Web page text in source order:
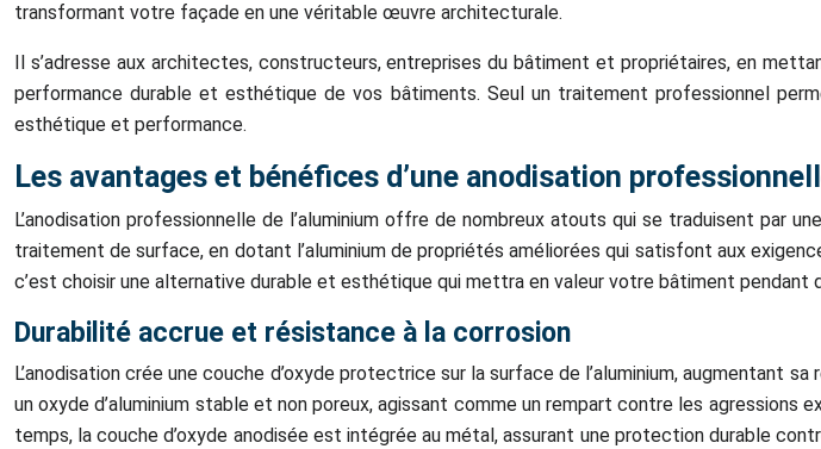
transformant votre façade en une véritable œuvre architecturale.
Il s’adresse aux architectes, constructeurs, entreprises du bâtiment et propriétaires, en
performance durable et esthétique de vos bâtiments. Seul un traitement professionnel
esthétique et performance.
Les avantages et bénéfices d’une anodisation
L’anodisation professionnelle de l’aluminium offre de nombreux atouts qui se traduisent
traitement de surface, en dotant l’aluminium de propriétés améliorées qui satisfont aux
c’est choisir une alternative durable et esthétique qui mettra en valeur votre bâtiment pendant
Durabilité accrue et résistance à la corrosion
L’anodisation crée une couche d’oxyde protectrice sur la surface de l’aluminium,
un oxyde d’aluminium stable et non poreux, agissant comme un rempart contre les
temps, la couche d’oxyde anodisée est intégrée au métal, assurant une protection durable